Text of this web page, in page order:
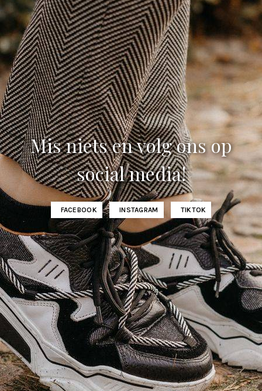
Mis niets en volg ons op
social media!
FACEBOOK INSTAGRAM TIKTOK